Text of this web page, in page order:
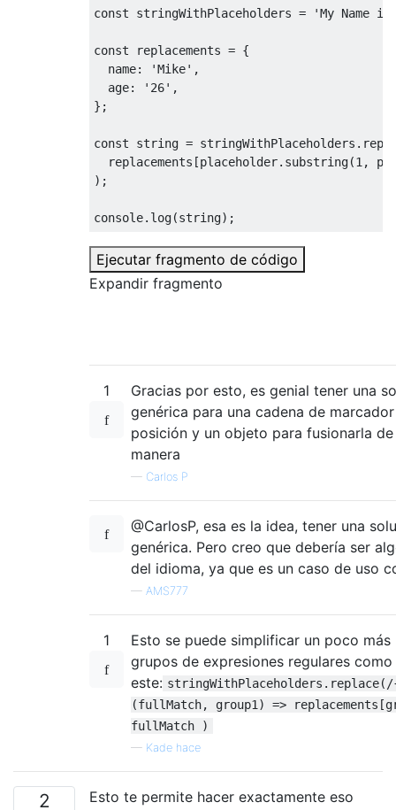
const stringWithPlaceholders = 'My Name
const replacements = {
name: 'Mike' ,
age: '26' ,
};
const string =
  replacements[placeholder.substring(
1 ,
);
console.log(string);
Ejecutar fragmento de código
Expandir fragmento
1
Gracias por esto, es genial tener una
genérica para una cadena de
posición y un objeto para fusionarla
manera
— Carlos P
@CarlosP, esa es la idea, tener una
genérica. Pero creo que debería ser
del idioma, ya que es un caso de uso
— AMS777
1
Esto se puede simplificar un poco más
grupos de expresiones regulares como
este:
(fullMatch, group1) =>
fullMatch )
— Kade hace
2
Esto te permite hacer exactamente eso